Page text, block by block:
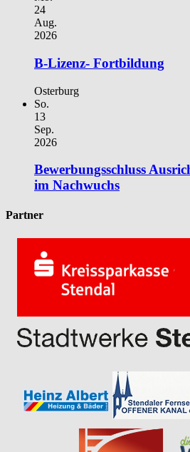
24
Aug.
2026
B-Lizenz- Fortbildung
Osterburg
So.
13
Sep.
2026
Bewerbungsschluss
im Nachwuchs
Partner